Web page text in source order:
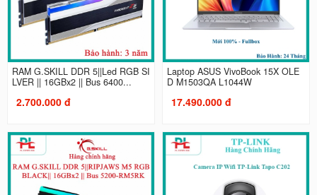
RAM G.SKILL DDR 5||Led RGB SI
LVER || 16GBx2 || Bus 6400...
2.700.000 đ
Laptop ASUS VivoBook 15X OLE
D M1503QA L1044W
17.490.000 đ